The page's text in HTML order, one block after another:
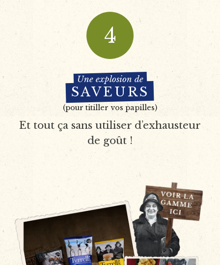
4
Une explosion de
SAVEURS
(pour titiller vos papilles)
Et tout ça sans utiliser d’exhausteur
de goût !